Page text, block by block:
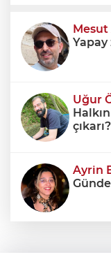
yalnızca bütçe
Mesut
Yapay
Uğur
çıkarı?
Ayrin